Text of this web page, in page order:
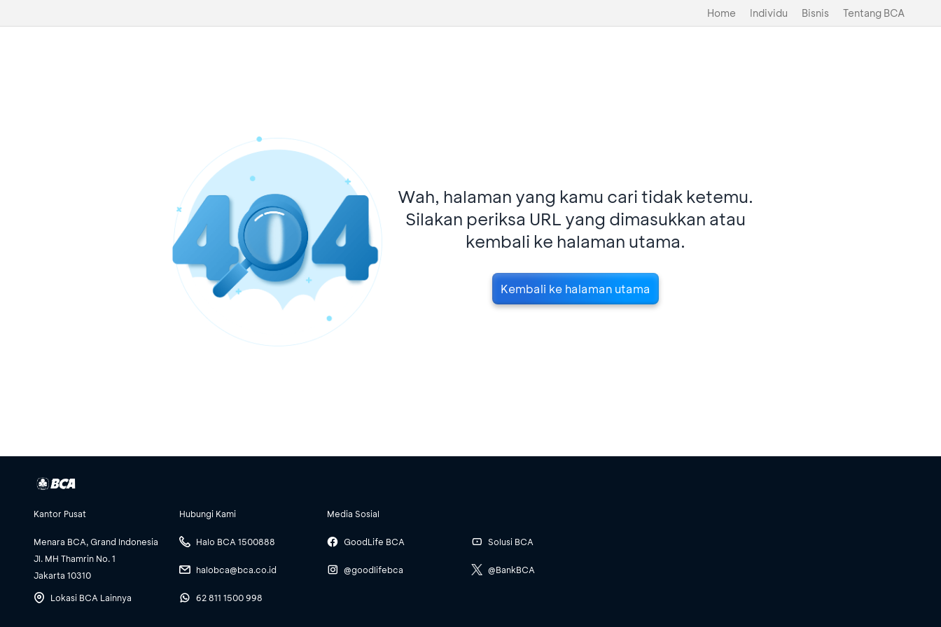
Home Individu Bisnis Tentang BCA
Wah, halaman yang kamu cari tidak ketemu.
Silakan periksa URL yang dimasukkan atau
kembali ke halaman utama.
Kembali ke halaman utama
Kantor Pusat
Menara BCA, Grand Indonesia
Jl. MH Thamrin No. 1
Jakarta 10310
Lokasi BCA Lainnya
Hubungi Kami
Halo BCA 1500888
halobca@bca.co.id
62 811 1500 998
Media Sosial
GoodLife BCA
@goodlifebca
Solusi BCA
@BankBCA